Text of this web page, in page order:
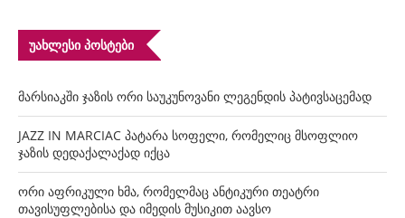
ᲣᲐᲮᲚᲔᲡᲘ ᲞᲝᲡᲢᲔᲑᲘ
მარსიაკში ჯაზის ორი საუკუნოვანი ლეგენდის პატივსაცემად
JAZZ IN MARCIAC პატარა სოფელი, რომელიც მსოფლიო
ჯაზის დედაქალაქად იქცა
ორი აფრიკული ხმა, რომელმაც ანტიკური თეატრი
თავისუფლებისა და იმედის მუსიკით აავსო